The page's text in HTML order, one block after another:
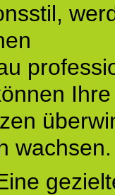
Ihre
wachsen.